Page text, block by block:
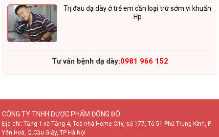
Trị đau dạ dày ở trẻ em cần loại trừ sớm vi khuẩn
Hp
Tư vấn bệnh dạ dày:0981 966 152
CÔNG TY TNHH DƯỢC PHẨM ĐÔNG ĐÔ
Địa chỉ: Tầng 1 và Tầng 4, Toà nhà Home City, số 177, Tổ 51 Phố Trung Kính, P.
Yên Hoà, Q.Cầu Giấy, TP Hà Nội